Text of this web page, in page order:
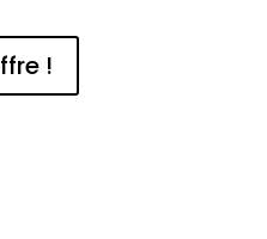
!